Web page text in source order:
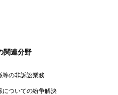
関連分野
等の非訴訟業務
についての紛争解決